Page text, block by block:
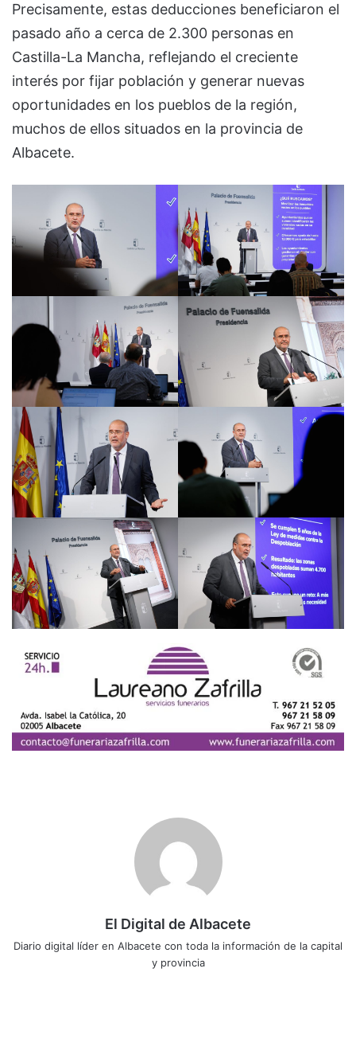
Precisamente, estas deducciones beneficiaron el
pasado año a cerca de 2.300 personas en
Castilla-La Mancha, reflejando el creciente
interés por fijar población y generar nuevas
oportunidades en los pueblos de la región,
muchos de ellos situados en la provincia de
Albacete.
El Digital de Albacete
Diario digital líder en Albacete con toda la información de la capital
y provincia